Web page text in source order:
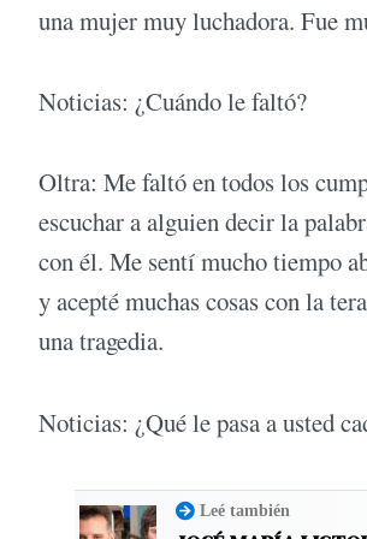
una mujer muy luchadora. Fue
Noticias: ¿Cuándo le faltó?
Oltra: Me faltó en todos los
escuchar a alguien decir la
con él. Me sentí mucho tiempo
y acepté muchas cosas con la
una tragedia.
Noticias: ¿Qué le pasa a usted
Leé también